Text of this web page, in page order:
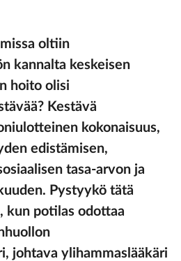
oltiin
kannalta keskeisen
hoito olisi
Kestävä
kokonaisuus,
edistämisen,
tasa-arvon ja
Pystyykö tätä
kun potilas odottaa
johtava ylihammaslääkäri